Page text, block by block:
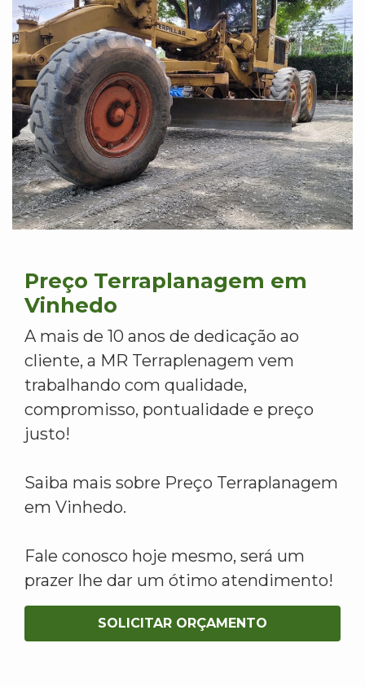
Preço Terraplanagem em
Vinhedo
A mais de 10 anos de dedicação ao
cliente, a MR Terraplenagem vem
trabalhando com qualidade,
compromisso, pontualidade e preço
justo!
Saiba mais sobre Preço Terraplanagem
em Vinhedo.
Fale conosco hoje mesmo, será um
prazer lhe dar um ótimo atendimento!
SOLICITAR ORÇAMENTO